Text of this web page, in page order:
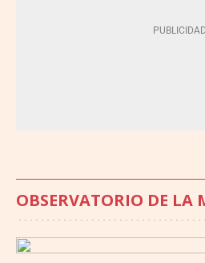
OBSERVATORIO DE LA